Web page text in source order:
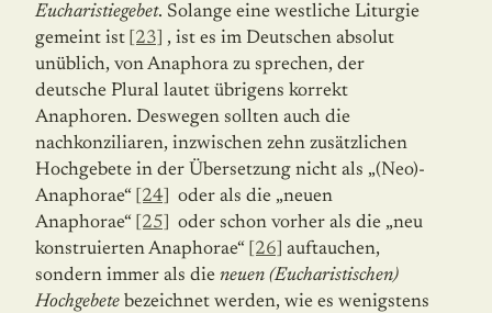
Eucharistiegebet. Solange eine westliche Liturgie
gemeint ist [23]
, ist es im Deutschen absolut
unüblich, von Anaphora zu sprechen, der
deutsche Plural lautet übrigens korrekt
Anaphoren. Deswegen sollten auch die
nachkonziliaren, inzwischen zehn zusätzlichen
Hochgebete in der Übersetzung nicht als „(Neo)-
Anaphorae“
[24]
oder als die „neuen
Anaphorae“
[25]
oder schon vorher als die „neu
konstruierten Anaphorae“
[26] auftauchen,
sondern immer als die neuen (Eucharistischen)
Hochgebete bezeichnet werden, wie es wenigstens